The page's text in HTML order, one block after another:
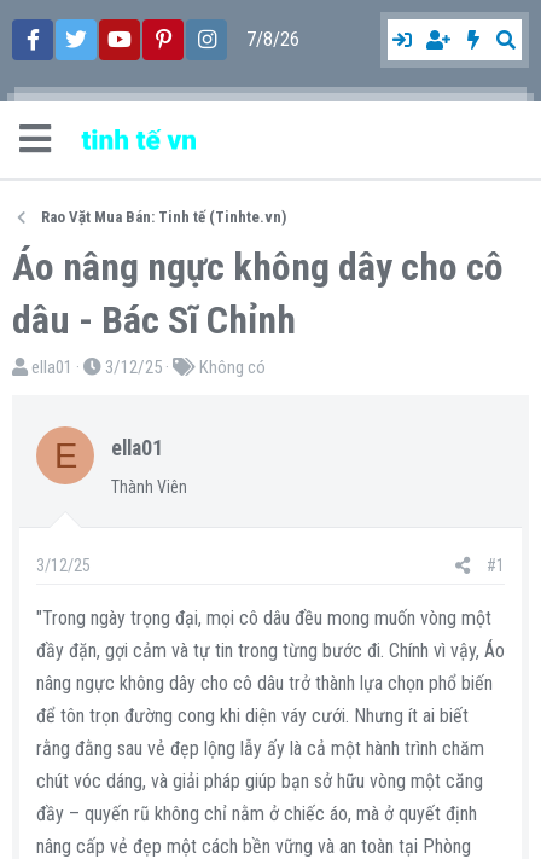
7/8/26
Rao Vặt Mua Bán: Tinh tế (Tinhte.vn)
Áo nâng ngực không dây cho cô
dâu - Bác Sĩ Chỉnh
T
e
a
ella01
N
g
3/12/25
T
Không có
E ella01
Thành Viên
3/12/25 #1
"Trong ngày trọng đại, mọi cô dâu đều mong muốn vòng một
đầy đặn, gợi cảm và tự tin trong từng bước đi. Chính vì vậy, Áo
nâng ngực không dây cho cô dâu trở thành lựa chọn phổ biến
để tôn trọn đường cong khi diện váy cưới. Nhưng ít ai biết
rằng đằng sau vẻ đẹp lộng lẫy ấy là cả một hành trình chăm
chút vóc dáng, và giải pháp giúp bạn sở hữu vòng một căng
đầy – quyến rũ không chỉ nằm ở chiếc áo, mà ở quyết định
nâng cấp vẻ đẹp một cách bền vững và an toàn tại Phòng